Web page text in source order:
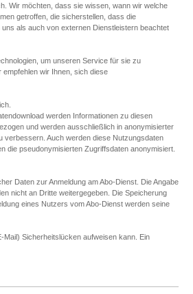
Wir möchten, dass sie wissen, wann wir welche
getroffen, die sicherstellen, dass die
als auch von externen Dienstleistern beachtet
um unseren Service für sie zu
wir Ihnen, sich diese
werden Informationen zu diesen
und werden ausschließlich in anonymisierter
verbessern. Auch werden diese Nutzungsdaten
die pseudonymisierten Zugriffsdaten anonymisiert.
Daten zur Anmeldung am Abo-Dienst. Die Angabe
nicht an Dritte weitergegeben. Die Speicherung
eines Nutzers vom Abo-Dienst werden seine
Sicherheitslücken aufweisen kann. Ein